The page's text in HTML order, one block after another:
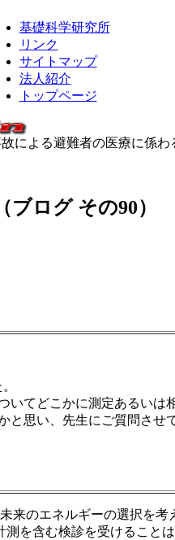
基礎科学研究所
リンク
サイトマップ
法人紹介
トップページ
による避難者の医療に係わ
ログ その90）
てどこかに測定あるいは
思い、先生にご質問させ
来のエネルギーの選択を
を含む検診を受けること